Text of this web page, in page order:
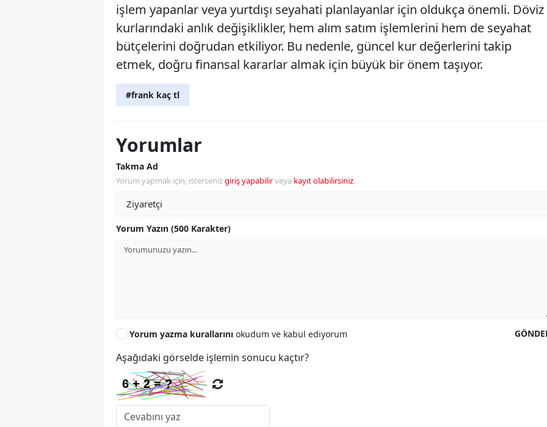
işlem yapanlar veya yurtdışı seyahati planlayanlar için oldukça önemli. Döviz
kurlarındaki anlık değişiklikler, hem alım satım işlemlerini hem de seyahat
bütçelerini doğrudan etkiliyor. Bu nedenle, güncel kur değerlerini takip
etmek, doğru finansal kararlar almak için büyük bir önem taşıyor.
#frank kaç tl
Yorumlar
Takma Ad
Yorum yapmak için, istersenizgiriş yapabilirveya kayıt olabilirsiniz.
Yorum Yazın (500 Karakter)
Yorum yazma kurallarını okudum ve kabul ediyorum
Aşağıdaki görselde işlemin sonucu kaçtır?